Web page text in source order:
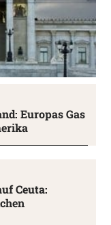
Europas Gas
Ceuta: